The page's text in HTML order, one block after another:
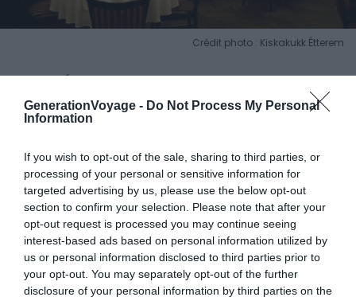
GenerationVoyage - Do Not Process My Personal
Information
If you wish to opt-out of the sale, sharing to third parties, or
processing of your personal or sensitive information for
targeted advertising by us, please use the below opt-out
section to confirm your selection. Please note that after your
opt-out request is processed you may continue seeing
interest-based ads based on personal information utilized by
us or personal information disclosed to third parties prior to
your opt-out. You may separately opt-out of the further
disclosure of your personal information by third parties on the
Crédit photo : Kiskakukk Étterem
Kiskakukk Étteremest installéPozsonyi út 12, dans le
district XIII. Il est à une vingtaine de minutes à pied du
Parlement en remontant vers le nord, de l’autre côté du
années 80, ce qui n’est pas un défaut : ça correspond
exactement à l’ambiance. La clientèle est
majoritairement locale, le service direct, les plats
généreux. Budget : 14 à 20 € pour un repas complet.
töltött káposztamaison est l’une des meilleures
versions du coin : chou bien mijoté, farce dense, sauce